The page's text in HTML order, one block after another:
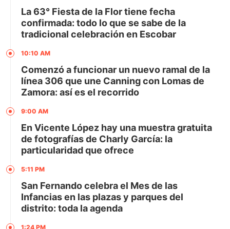
La 63° Fiesta de la Flor tiene fecha
confirmada: todo lo que se sabe de la
tradicional celebración en Escobar
10:10 AM
Comenzó a funcionar un nuevo ramal de la
línea 306 que une Canning con Lomas de
Zamora: así es el recorrido
9:00 AM
En Vicente López hay una muestra gratuita
de fotografías de Charly García: la
particularidad que ofrece
5:11 PM
San Fernando celebra el Mes de las
Infancias en las plazas y parques del
distrito: toda la agenda
1:24 PM